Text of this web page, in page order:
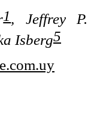
1, Jeffrey P.
Isberg5